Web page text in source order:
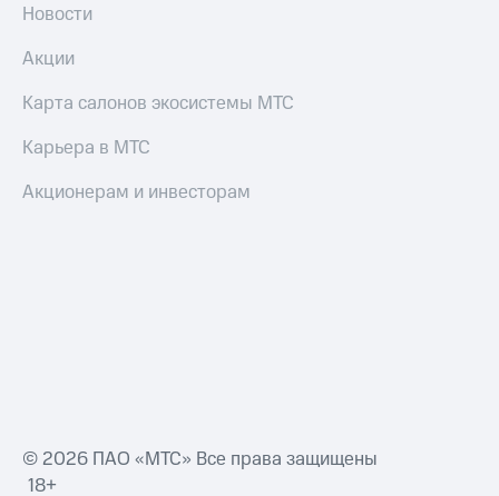
Новости
Акции
Карта салонов экосистемы МТС
Карьера в МТС
Акционерам и инвесторам
© 2026 ПАО «МТС» Все права защищены
18+